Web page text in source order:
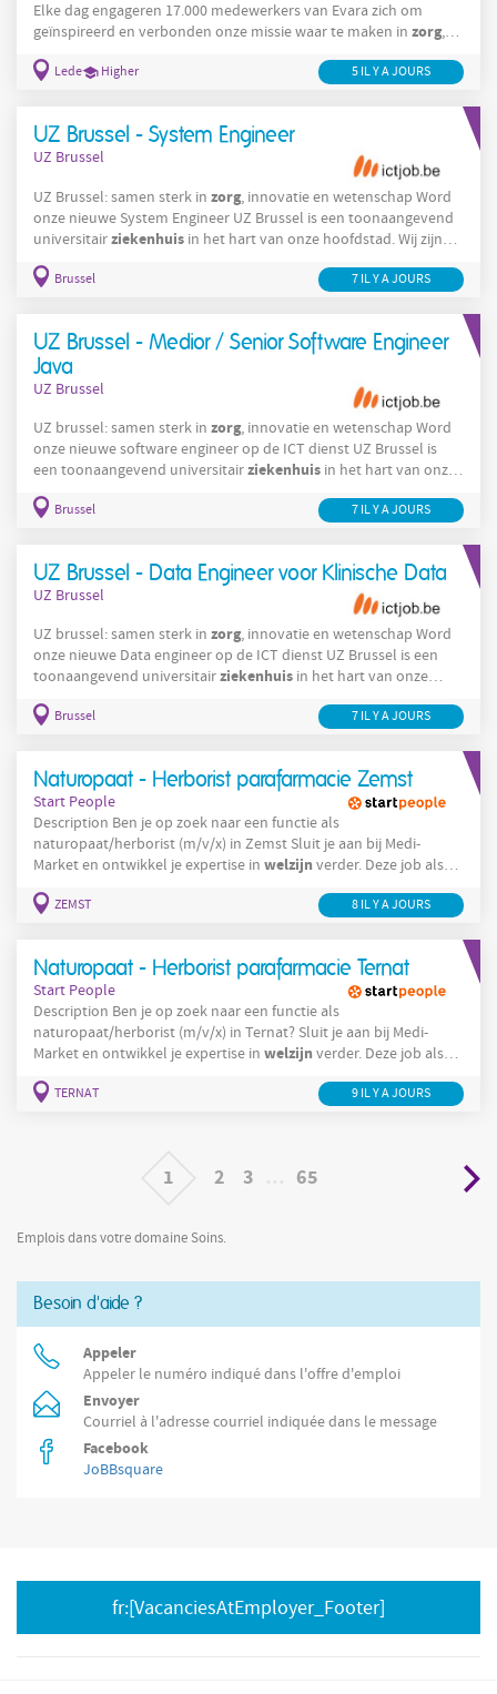
Elke dag engageren 17.000 medewerkers van Evara zich om
geïnspireerd en verbonden onze missie waar te maken in zorg,
Ariadne is partner in het netwerk voor geestelijke
volgende openstaande vacature voor een: Begeleider Mobiel
Team
Lede Higher 5 IL Y A JOURS
UZ Brussel - System Engineer
UZ Brussel
UZ Brussel: samen sterk in zorg, innovatie en wetenschap Word
onze nieuwe System Engineer UZ Brussel is een toonaangevend
universitairziekenhuis in het hart van onze hoofdstad. Wij zijn
een warm en vooruitstrevend
onderzoek en patiëntgerichte
hand in hand gaan. Elke dag
Brussel 7 IL Y A JOURS
UZ Brussel - Medior / Senior Software Engineer
Java
UZ Brussel
UZ brussel: samen sterk in zorg, innovatie en wetenschap Word
onze nieuwe software engineer op de ICT dienst UZ Brussel is
een toonaangevend universitairziekenhuis in het hart van onze
hoofdstad. Wij zijn een warm en vooruitstrevend
waar innovatie, onderzoek en patiëntgerichte zorghand in hand
Brussel 7 IL Y A JOURS
UZ Brussel - Data Engineer voor Klinische Data
UZ Brussel
UZ brussel: samen sterk in zorg, innovatie en wetenschap Word
onze nieuwe Data engineer op de ICT dienst UZ Brussel is een
toonaangevend universitairziekenhuis in het hart van onze
waar innovatie, onderzoek en patiëntgerichte zorghand in hand
Brussel 7 IL Y A JOURS
Naturopaat - Herborist parafarmacie Zemst
Start People
Description Ben je op zoek naar een functie als
naturopaat/herborist (m/v/x) in Zemst Sluit je aan bij Medi-
Market en ontwikkel je expertise in welzijn verder. Deze job als
om klanten dagelijks te adviseren en te begeleiden. Wil je je
ZEMST 8 IL Y A JOURS
Naturopaat - Herborist parafarmacie Ternat
Start People
Description Ben je op zoek naar een functie als
naturopaat/herborist (m/v/x) in Ternat? Sluit je aan bij Medi-
Market en ontwikkel je expertise in welzijn verder. Deze job als
om klanten dagelijks te adviseren en te begeleiden. Wil je je
TERNAT 9 IL Y A JOURS
1 2 3 65
Emplois dans votre domaine Soins.
Besoin d'aide ?
Appeler
Appeler le numéro indiqué dans l'offre d'emploi
Envoyer
Courriel à l'adresse courriel indiquée dans le message
Facebook
JoBBsquare
fr:[VacanciesAtEmployer_Footer]